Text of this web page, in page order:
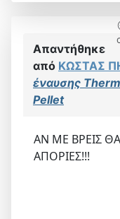
Απαντήθηκε
από ΚΩΣΤΑΣ
έναυσης
Pellet
ΑΝ ΜΕ ΒΡΕΙΣ
ΑΠΟΡΙΕΣ!!!